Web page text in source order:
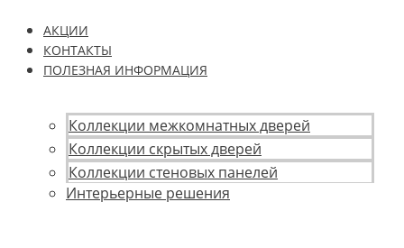
АКЦИИ
КОНТАКТЫ
ПОЛЕЗНАЯ ИНФОРМАЦИЯ
Коллекции межкомнатных дверей
Коллекции скрытых дверей
Коллекции стеновых панелей
Интерьерные решения